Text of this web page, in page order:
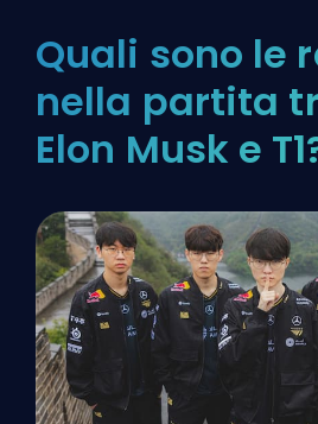
Quali sono le
nella partita
Elon Musk e